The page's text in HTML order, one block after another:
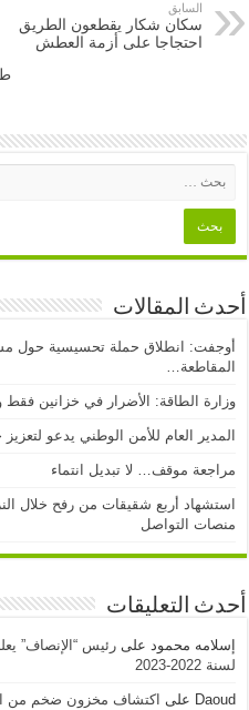
السابق
سكان شكار يقطعون الطريق
احتجاجا على أزمة العطش
أحدث المقالات
أوجفت: انطلاق حملة تحسيسية حول
المقاطعة…
وزارة الطاقة: الأضرار في خزانين فقط
المدير العام للأمن الوطني يدعو
مراجعة موقف… لا تبديل انتماء
استشهاد أربع شقيقات من رفح خلال
منصات التواصل
أحدث التعليقات
إسلامه محمود علىرئيس “الإنصاف”
لسنة 2022-2023
Daoud على اكتشاف مخزون ضخم من